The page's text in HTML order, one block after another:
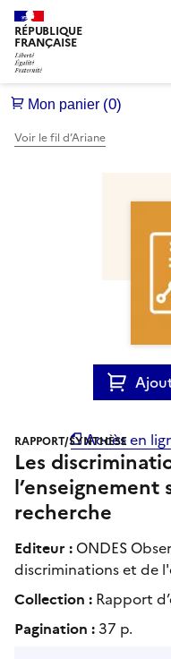
RÉPUBLIQUE
FRANÇAISE
Voir le fil d’Ariane
Accès en
RAPPORT/SYNTHÈSE
Les
l’enseignement
recherche
Editeur : ONDES
discriminations et de
Collection : Rapport
Pagination :37 p.